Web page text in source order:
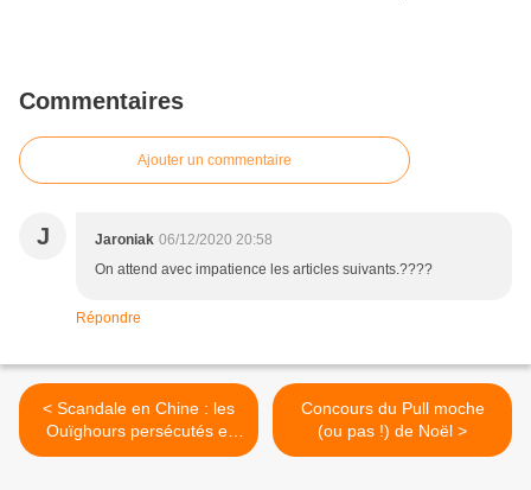
Commentaires
Ajouter un commentaire
J Jaroniak 06/12/2020 20:58
On attend avec impatience les articles suivants.????
Répondre
< Scandale en Chine : les
Ouïghours persécutés et
prisonniers !
Concours du Pull moche
(ou pas !) de Noël >